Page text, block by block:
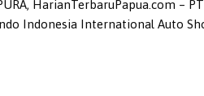
HarianTerbaruPapua.com –
Indonesia International Auto